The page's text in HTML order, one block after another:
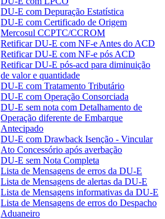
DU-E com Depuração Estatística
DU-E com Certificado de Origem
Mercosul CCPTC/CCROM
Retificar DU-E com NF-e Antes do ACD
Retificar DU-E com NF-e pós ACD
Retificar DU-E pós-acd para diminuição
de valor e quantidade
DU-E com Tratamento Tributário
DU-E com Operação Consorciada
DU-E sem nota com Detalhamento de
Operação diferente de Embarque
Antecipado
DU-E com Drawback Isenção - Vincular
Ato Concessório após averbação
DU-E sem Nota Completa
Lista de Mensagens de erros da DU-E
Lista de Mensagens de alertas da DU-E
Lista de Mensagens informativas da DU-E
Lista de Mensagens de erros do Despacho
Aduaneiro